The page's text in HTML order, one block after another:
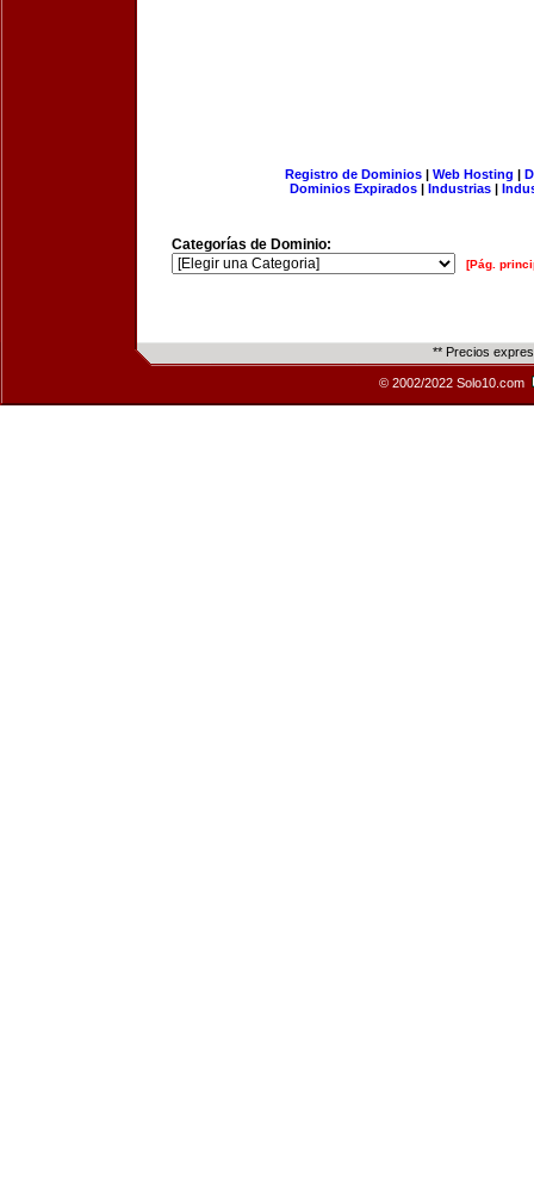
Registro de Dominios| Web Hosting |
Dominios Expirados | Industrias |
Categorías de Dominio:
[Pág.
** Precios
© 2002/2022 Solo10.com